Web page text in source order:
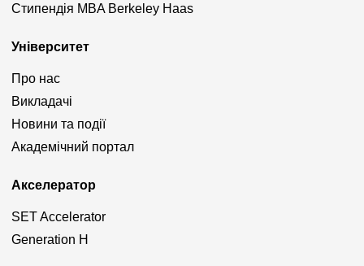
Стипендія MBA Berkeley Haas
Університет
Про нас
Викладачі
Новини та події
Академічний портал
Акселератор
SET Accelerator
Generation H